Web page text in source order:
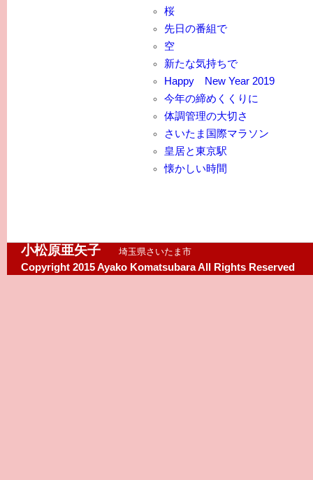
桜
先日の番組で
空
新たな気持ちで
Happy New Year 2019
今年の締めくくりに
体調管理の大切さ
さいたま国際マラソン
皇居と東京駅
懐かしい時間
小松原亜矢子 埼玉県さいたま市
Copyright 2015 Ayako Komatsubara All Rights Reserved